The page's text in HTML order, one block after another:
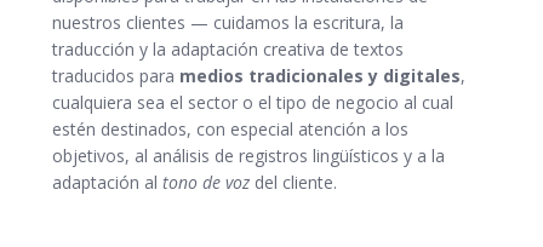
nuestros clientes — cuidamos la escritura, la
traducción y la adaptación creativa de textos
traducidos para medios tradicionales y digitales,
cualquiera sea el sector o el tipo de negocio al cual
estén destinados, con especial atención a los
objetivos, al análisis de registros lingüísticos y a la
adaptación altono de voz del cliente.